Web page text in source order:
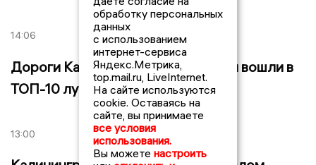
14:06
Дороги Калининградской области вошли в
ТОП-10 лучших в России
13:00
обработку персональных
данных
с использованием
интернет-сервиса
Яндекс.Метрика,
top.mail.ru, LiveInternet.
На сайте используются
cookie. Оставаясь на
сайте, вы принимаете
все условия
использования.
Вы можете настроить